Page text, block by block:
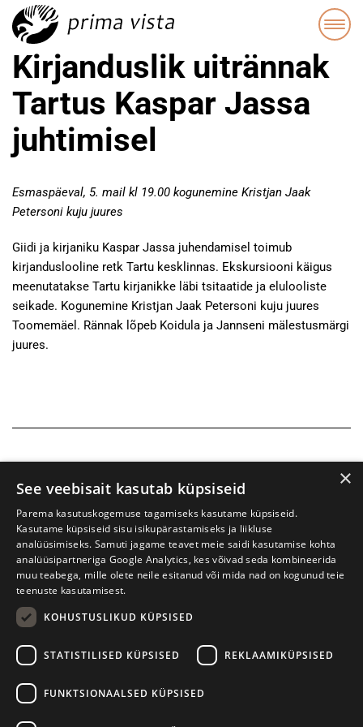
Kirjanduslik uitrännak
Tartus Kaspar Jassa
juhtimisel
Esmaspäeval, 5. mail kl 19.00 kogunemine Kristjan Jaak
Petersoni kuju juures
Giidi ja kirjaniku Kaspar Jassa juhendamisel toimub
kirjanduslooline retk Tartu kesklinnas. Ekskursiooni käigus
meenutatakse Tartu kirjanikke läbi tsitaatide ja elulooliste
seikade. Kogunemine Kristjan Jaak Petersoni kuju juures
Toomemäel. Rännak lõpeb Koidula ja Jannseni mälestusmärgi
juures.
Prima Vista kirjandusfestival
+372 56906836
×
See veebisait kasutab küpsiseid
Parema kasutuskogemuse tagamiseks kasutame küpsiseid.
Kasutame küpsiseid sisu isikupärastamiseks ja liikluse
analüüsimiseks. Samuti jagame teavet meie saidi kasutamise kohta
analüüsipartneriga Google Analytics, kes võivad seda kombineerida
muu teabega, mille olete neile esitanud või mida nad on kogunud teie
teenuste kasutamisest.
KOHUSTUSLIKUD KÜPSISED
STATISTILISED KÜPSISED REKLAAMIKÜPSISED
FUNKTSIONAALSED KÜPSISED